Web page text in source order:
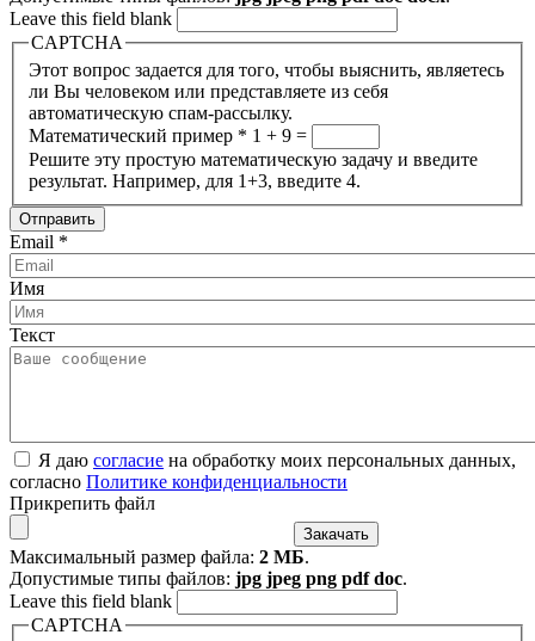
Leave this field blank
CAPTCHA
Этот вопрос задается для того, чтобы выяснить, являетесь
ли Вы человеком или представляете из себя
автоматическую спам-рассылку.
Математический пример * 1 + 9 =
Решите эту простую математическую задачу и введите
результат. Например, для 1+3, введите 4.
Email *
Имя
Текст
Я даю согласие на обработку моих персональных данных,
согласно Политике конфиденциальности
Прикрепить файл
Максимальный размер файла: 2 МБ.
Допустимые типы файлов: jpg jpeg png pdf doc.
Leave this field blank
CAPTCHA